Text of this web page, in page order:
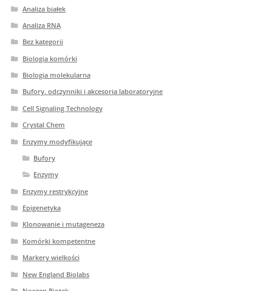
Analiza białek
Analiza RNA
Bez kategorii
Biologia komórki
Biologia molekularna
Bufory. odczynniki i akcesoria laboratoryjne
Cell Signaling Technology
Crystal Chem
Enzymy modyfikujące
Bufory
Enzymy
Enzymy restrykcyjne
Epigenetyka
Klonowanie i mutageneza
Komórki kompetentne
Markery wielkości
New England Biolabs